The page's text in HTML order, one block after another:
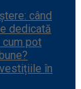
când
dedicată
pot
în